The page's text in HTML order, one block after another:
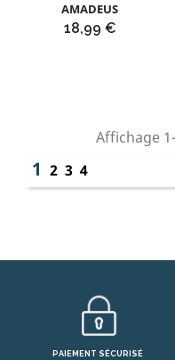
AMADEUS
Prix
18,99 €
Affichage
1 2 3 4
PAIEMENT SÉCURISÉ